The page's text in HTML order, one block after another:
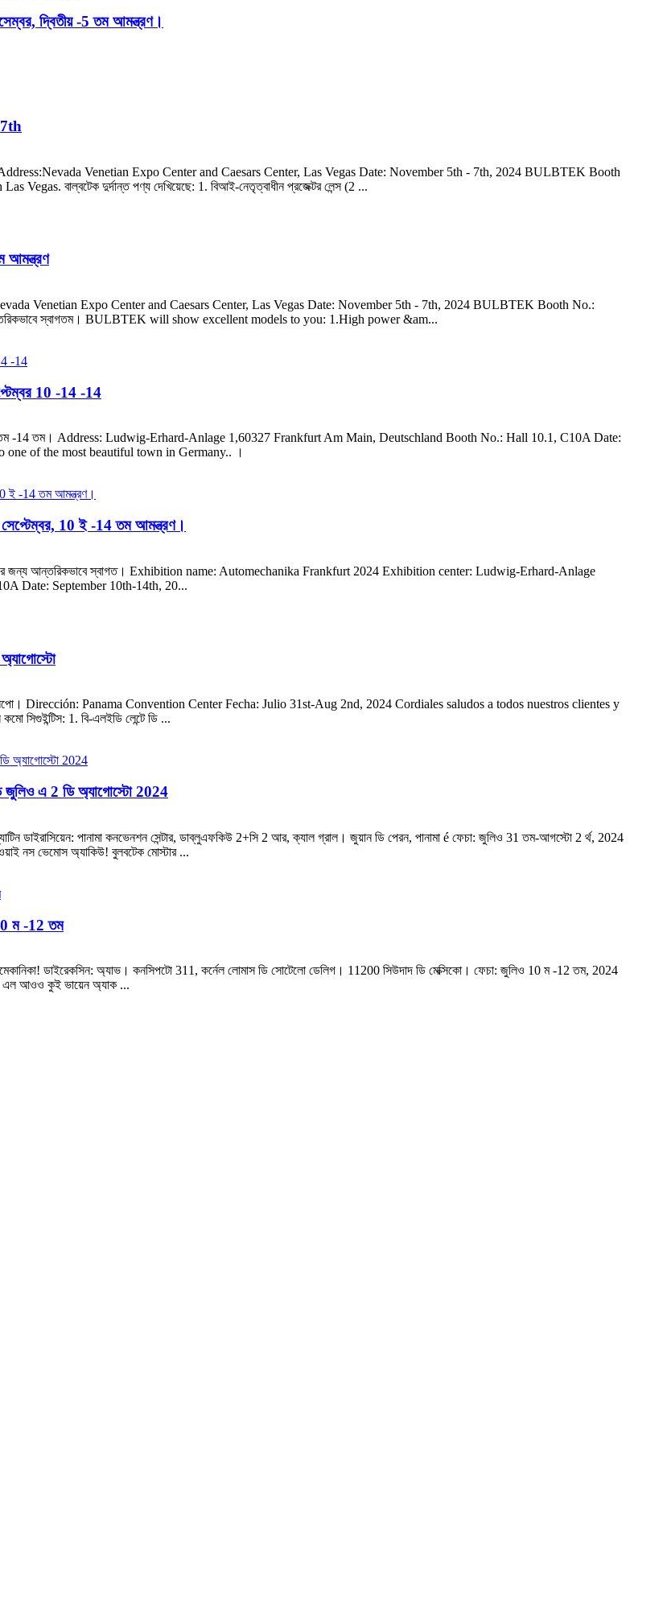
দ্বিতীয় -5 তম আমন্ত্রণ।
7th
Venetian Expo Center and Caesars Center, Las Vegas Date: November 5th - 7th, 2024 BULBTEK Booth
বাল্বটেক দুর্দান্ত পণ্য দেখিয়েছে: 1. বিআই-নেতৃত্বাধীন প্রজেক্টর লেন্স (2 ...
আমন্ত্রণ
Venetian Expo Center and Caesars Center, Las Vegas Date: November 5th - 7th, 2024 BULBTEK Booth No.:
স্বাগতম। BULBTEK will show excellent models to you: 1.High power &am...
10 -14 -14
10 তম -14 তম। Address: Ludwig-Erhard-Anlage 1,60327 Frankfurt Am Main, Deutschland Booth No.: Hall 10.1, C10A Date:
of the most beautiful town in Germany.. ।
10 ই -14 তম আমন্ত্রণ।
দেখার জন্য আন্তরিকভাবে স্বাগত। Exhibition name: Automechanika Frankfurt 2024 Exhibition center: Ludwig-Erhard-Anlage
Date: September 10th-14th, 20...
এক্সপো। Dirección: Panama Convention Center Fecha: Julio 31st-Aug 2nd, 2024 Cordiales saludos a todos nuestros clientes y
সিগুইন্টিস: 1. বি-এলইডি লেন্টে ডি ...
জুলিও এ 2 ডি অ্যাগোস্টো 2024
ডাইরাসিয়েন: পানামা কনভেনশন সেন্টার, ডাব্লুএফকিউ 2+সি 2 আর, ক্যাল গ্রাল। জুয়ান ডি পেরন, পানামা é ফেচা: জুলিও 31 তম-আগস্টো 2 র্থ, 2024
নস ভেমোস অ্যাকিউ! বুলবটেক মোস্টার ...
ম -12 তম
ডাইরেকসিন: অ্যাভ। কনসিপটো 311, কর্নেল লোমাস ডি সোটেলো ডেলিগ। 11200 সিউদাদ ডি মেক্সিকো। ফেচা: জুলিও 10 ম -12 তম, 2024
এল আওও কুই ভায়েন অ্যাক ...